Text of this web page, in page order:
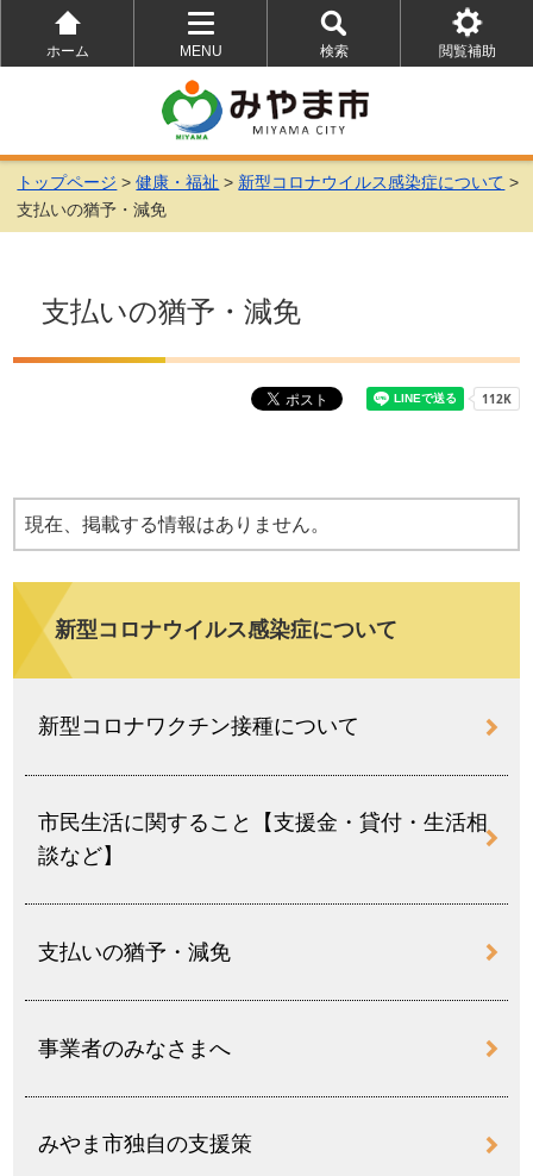
ホーム
MENU
を
開
く
検索
を
開
く
閲覧補助
を
トップページ >健康・福祉 > 新型コロナウイルス感染症について >
支払いの猶予・減免
支払いの猶予・減免
現在、掲載する情報はありません。
新型コロナウイルス感染症について
新型コロナワクチン接種について
市民生活に関すること【支援金・貸付・生活相
談など】
支払いの猶予・減免
事業者のみなさまへ
みやま市独自の支援策